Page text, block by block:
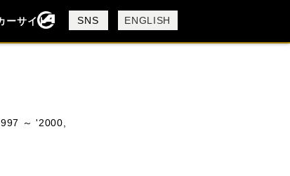
ーサイト SNS ENGLISH
～ '2000,